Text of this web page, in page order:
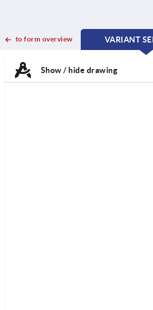
to form overview
VARIANT
Show / hide drawing